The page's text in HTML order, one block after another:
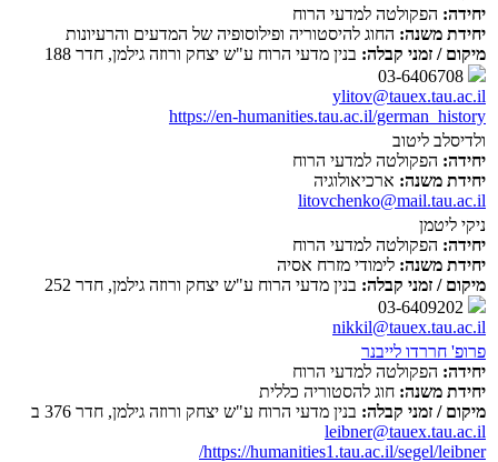
יחידה: הפקולטה למדעי הרוח
יחידת משנה: החוג להיסטוריה ופילוסופיה של המדעים והרעיונות
מיקום / זמני קבלה: בנין מדעי הרוח ע"ש יצחק ורוזה גילמן, חדר 188
ylitov@tauex.tau.ac.il
https://en-humanities.tau.ac.il/german_history
ולדיסלב ליטוב
יחידה: הפקולטה למדעי הרוח
יחידת משנה: ארכיאולוגיה
litovchenko@mail.tau.ac.il
ניקי ליטמן
יחידה: הפקולטה למדעי הרוח
יחידת משנה: לימודי מזרח אסיה
מיקום / זמני קבלה: בנין מדעי הרוח ע"ש יצחק ורוזה גילמן, חדר 252
nikkil@tauex.tau.ac.il
פרופ' חררדו לייבנר
יחידה: הפקולטה למדעי הרוח
יחידת משנה: חוג להסטוריה כללית
מיקום / זמני קבלה: בנין מדעי הרוח ע"ש יצחק ורוזה גילמן, חדר 376 ב
leibner@tauex.tau.ac.il
https://humanities1.tau.ac.il/segel/leibner/